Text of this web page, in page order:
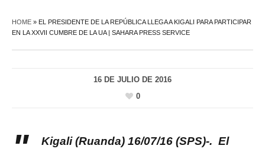
HOME » EL PRESIDENTE DE LA REPÚBLICA LLEGA A KIGALI PARA PARTICIPAR
EN LA XXVII CUMBRE DE LA UA | SAHARA PRESS SERVICE
16 DE JULIO DE 2016
0
Kigali (Ruanda) 16/07/16 (SPS)-. El